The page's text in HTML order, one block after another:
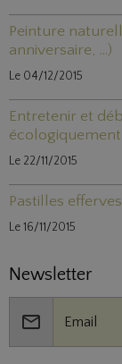
Peinture
anniversaire, ...)
Le 04/12/2015
Entretenir et
écologiquement
Le 22/11/2015
Pastilles
Le 16/11/2015
Newsletter